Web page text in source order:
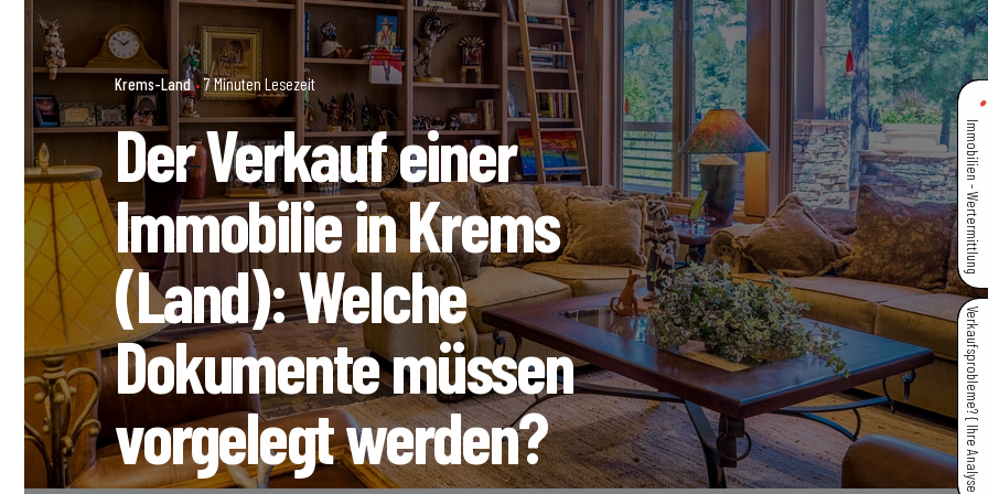
Krems-Land 7 Minuten Lesezeit
Der Verkauf einer
Immobilie in Krems
(Land): Welche
Dokumente müssen
vorgelegt werden?
Immobilien - Wertermittlung
Verkaufsprobleme? { Ihre Analyse }